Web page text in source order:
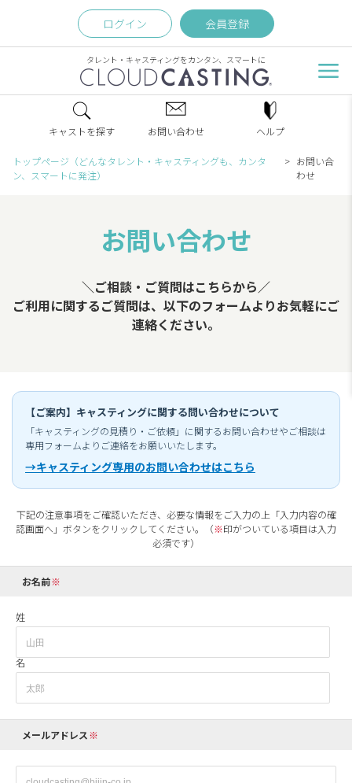
ログイン 会員登録
タレント・キャスティングをカンタン、スマートに
キャストを探す お問い合わせ ヘルプ
トップページ（どんなタレント・キャスティングも、カンタ
ン、スマートに発注）
お問い合
わせ
お問い合わせ
＼ご相談・ご質問はこちらから／
ご利用に関するご質問は、以下のフォームよりお気軽にご
連絡ください。
【ご案内】キャスティングに関する問い合わせについて
「キャスティングの見積り・ご依頼」に関するお問い合わせやご相談は
専用フォームよりご連絡をお願いいたします。
→キャスティング専用のお問い合わせはこちら
下記の注意事項をご確認いただき、必要な情報をご入力の上「入力内容の確
認画面へ」ボタンをクリックしてください。（※印がついている項目は入力
必須です）
お名前
姓
名
メールアドレス